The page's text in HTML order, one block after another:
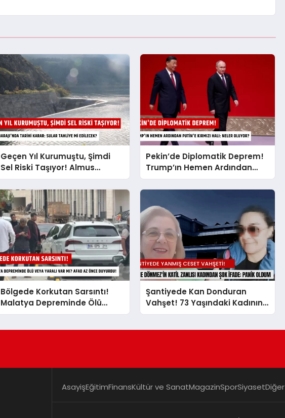
Geçen Yıl Kurumuştu, Şimdi
Sel Riski Taşıyor! Almus
Barajı’nda Tarihi Karar: Sular
Tahliye mi Edilecek?
Pekin’de Diplomatik Deprem!
Trump’ın Hemen Ardından
Putin’e Kırmızı Halı: Neler
Oluyor?
Bölgede Korkutan Sarsıntı!
Malatya Depreminde Ölü
Veya Yaralı Var mı? AFAD Az
Şantiyede Kan Donduran
Vahşet! 73 Yaşındaki Kadının
Yanmış Cesedi Bulundu: Katil
AsayişEğitimFinansKültür ve SanatMagazinSporSiyasetDiğer